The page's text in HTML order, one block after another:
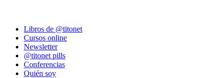
Libros de @titonet
Cursos online
Newsletter
@titonet pills
Conferencias
Quién soy